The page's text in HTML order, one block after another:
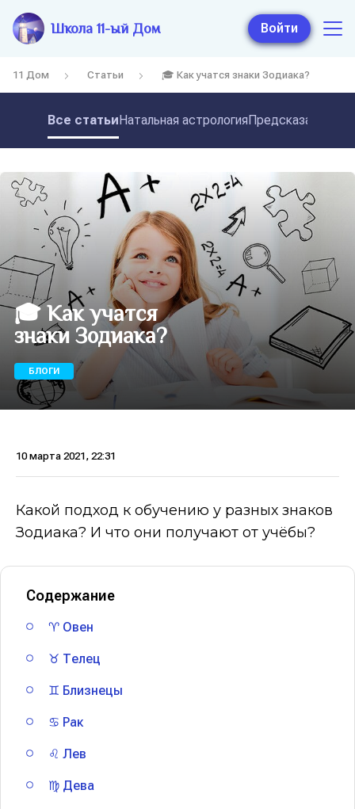
Школа 11-ый Дом Войти
11 Дом Статьи 🎓 Как учатся знаки Зодиака?
Все статьиНатальная астрология
🎓 Как учатся
знаки Зодиака?
БЛОГИ
10 марта 2021, 22:31
Какой подход к обучению у разных знаков
Зодиака? И что они получают от учёбы?
Содержание
♈ Овен
♉ Телец
♊ Близнецы
♋ Рак
♌ Лев
♍ Дева